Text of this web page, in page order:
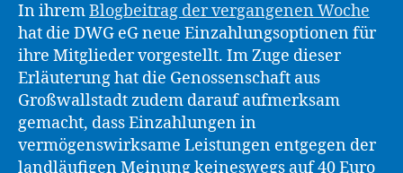
In ihremBlogbeitrag der vergangenen Woche
hat die DWG eG neue Einzahlungsoptionen für
ihre Mitglieder vorgestellt. Im Zuge dieser
Erläuterung hat die Genossenschaft aus
Großwallstadt zudem darauf aufmerksam
gemacht, dass Einzahlungen in
vermögenswirksame Leistungen entgegen der
landläufigen Meinung keineswegs auf 40 Euro